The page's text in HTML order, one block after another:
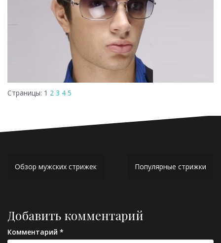
Страницы: 1 2 3 4 5
Навигация
Обзор мужских стрижек Популярные стрижки
Добавить комментарий
Комментарий *